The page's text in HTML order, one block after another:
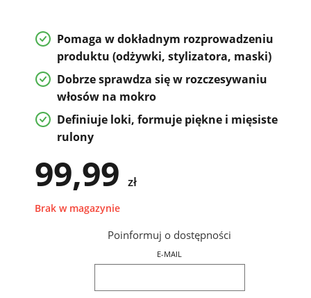
Pomaga w dokładnym rozprowadzeniu
produktu (odżywki, stylizatora, maski)
Dobrze sprawdza się w rozczesywaniu
włosów na mokro
Definiuje loki, formuje piękne i mięsiste
rulony
99,99 zł
Brak w magazynie
Poinformuj o dostępności
E-MAIL